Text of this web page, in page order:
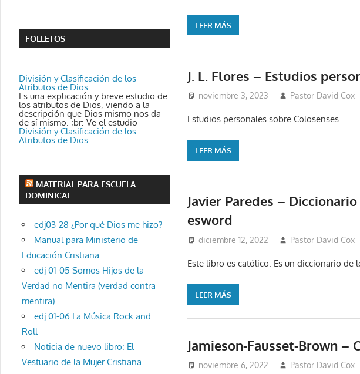
LEER MÁS
J. L. Flores – Estudios
noviembre 3, 2023 Pastor David Cox
Estudios personales sobre Colosenses
LEER MÁS
Javier Paredes –
esword
diciembre 12, 2022 Pastor David Cox
Este libro es católico. Es un diccionario de
LEER MÁS
Jamieson-Fausset-Brown –
noviembre 6, 2022 Pastor David Cox
FOLLETOS
División y Clasificación de los
Atributos de Dios
Es una explicación y breve estudio de
los atributos de Dios, viendo a la
descripción que Dios mismo nos da
de sí mismo. ;br: Ve el estudio
División y Clasificación de los
Atributos de Dios
MATERIAL PARA ESCUELA
DOMINICAL
edj03-28 ¿Por qué Dios me hizo?
Manual para Ministerio de
Educación Cristiana
edj 01-05 Somos Hijos de la
Verdad no Mentira (verdad contra
mentira)
edj 01-06 La Música Rock and
Roll
Noticia de nuevo libro: El
Vestuario de la Mujer Cristiana